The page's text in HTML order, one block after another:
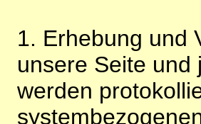
1. Erhebung und
unsere Seite und
werden